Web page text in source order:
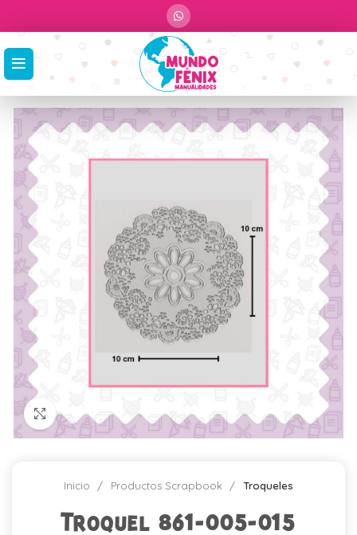
Click para agrandar
Inicio Productos Scrapbook Troqueles
Troquel 861-005-015